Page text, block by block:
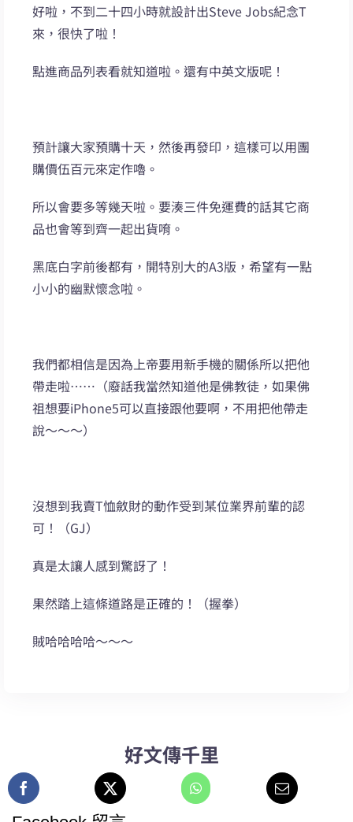
好啦，不到二十四小時就設計出Steve Jobs紀念T
來，很快了啦！
點進商品列表看就知道啦。還有中英文版呢！
預計讓大家預購十天，然後再發印，這樣可以用團
購價伍百元來定作嚕。
所以會要多等幾天啦。要湊三件免運費的話其它商
品也會等到齊一起出貨唷。
黑底白字前後都有，開特別大的A3版，希望有一點
小小的幽默懷念啦。
我們都相信是因為上帝要用新手機的關係所以把他
帶走啦……（廢話我當然知道他是佛教徒，如果佛
祖想要iPhone5可以直接跟他要啊，不用把他帶走
說～～～）
沒想到我賣T恤斂財的動作受到某位業界前輩的認
可！（GJ）
真是太讓人感到驚訝了！
果然踏上這條道路是正確的！（握拳）
賊哈哈哈哈～～～
好文傳千里